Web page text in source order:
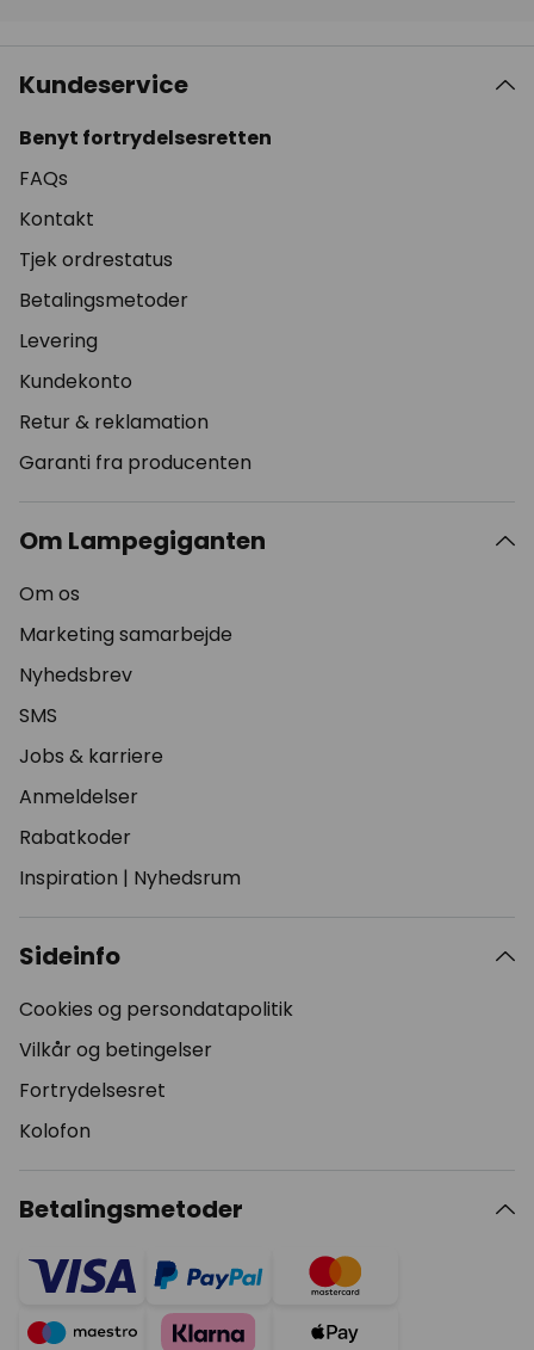
Kundeservice
Benyt fortrydelsesretten
FAQs
Kontakt
Tjek ordrestatus
Betalingsmetoder
Levering
Kundekonto
Retur & reklamation
Garanti fra producenten
Om Lampegiganten
Om os
Marketing samarbejde
Nyhedsbrev
SMS
Jobs & karriere
Anmeldelser
Rabatkoder
Inspiration | Nyhedsrum
Sideinfo
Cookies og persondatapolitik
Vilkår og betingelser
Fortrydelsesret
Kolofon
Betalingsmetoder